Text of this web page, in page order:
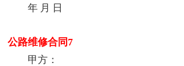
年 月 日
公路维修合同7
甲方：